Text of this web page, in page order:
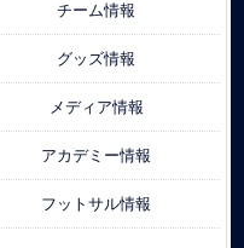
チーム情報
グッズ情報
メディア情報
アカデミー情報
フットサル情報